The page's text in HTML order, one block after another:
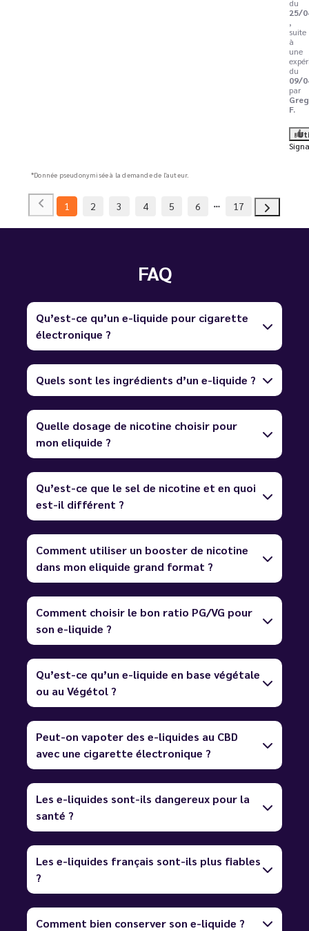
du
25/
,
suite
à
une
du
09/
par
F.
*Donnée pseudonymisée à la demande de l'auteur.
1 2 3 4 5 6 17
FAQ
Qu’est-ce qu’un e-liquide pour cigarette
électronique ?
Quels sont les ingrédients d’un e-liquide ?
Quelle dosage de nicotine choisir pour
mon eliquide ?
Qu’est-ce que le sel de nicotine et en quoi
est-il différent ?
Comment utiliser un booster de nicotine
dans mon eliquide grand format ?
Comment choisir le bon ratio PG/VG pour
son e-liquide ?
Qu’est-ce qu’un e-liquide en base végétale
ou au Végétol ?
Peut-on vapoter des e-liquides au CBD
avec une cigarette électronique ?
Les e-liquides sont-ils dangereux pour la
santé ?
Les e-liquides français sont-ils plus fiables
?
Comment bien conserver son e-liquide ?